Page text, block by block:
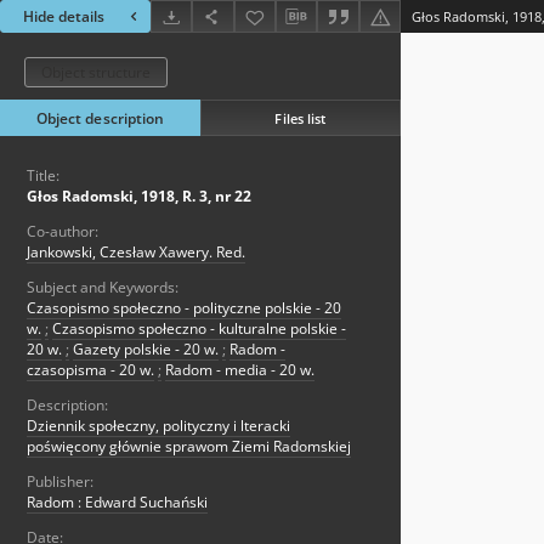
Hide details Głos Radomski,
Object description Files list
Title:
Głos Radomski, 1918, R. 3, nr 22
Co-author:
Jankowski, Czesław Xawery. Red.
Subject and Keywords:
Czasopismo społeczno - polityczne polskie - 20
w. ; Czasopismo społeczno - kulturalne polskie -
20 w. ; Gazety polskie - 20 w. ; Radom -
czasopisma - 20 w. ; Radom - media - 20 w.
Description:
Dziennik społeczny, polityczny i lteracki
poświęcony głównie sprawom Ziemi Radomskiej
Publisher:
Radom : Edward Suchański
Date: